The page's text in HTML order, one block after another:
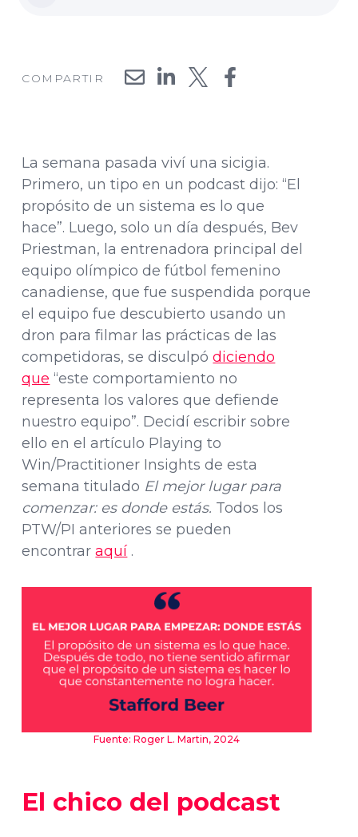
COMPARTIR
La semana pasada viví una sicigia.
Primero, un tipo en un podcast dijo: “El
propósito de un sistema es lo que
hace”. Luego, solo un día después, Bev
Priestman, la entrenadora principal del
equipo olímpico de fútbol femenino
canadiense, que fue suspendida porque
el equipo fue descubierto usando un
dron para filmar las prácticas de las
competidoras, se disculpódiciendo
que “este comportamiento no
representa los valores que defiende
nuestro equipo”. Decidí escribir sobre
ello en el artículo Playing to
Win/Practitioner Insights de esta
semana titulado El mejor lugar para
comenzar: es donde estás. Todos los
PTW/PI anteriores se pueden
encontraraquí .
Fuente: Roger L. Martin, 2024
El chico del podcast